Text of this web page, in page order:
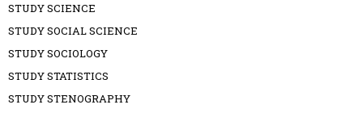
STUDY SCIENCE
STUDY SOCIAL SCIENCE
STUDY SOCIOLOGY
STUDY STATISTICS
STUDY STENOGRAPHY